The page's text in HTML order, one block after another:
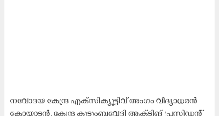
നവോദയ കേന്ദ്ര എക്സിക്യൂട്ടിവ് അംഗം വിദ്യാധരൻ
കോയാടൻ, കേന്ദ്ര കുടുംബവേദി ആക്ടിങ് പ്രസിഡന്‍റ്